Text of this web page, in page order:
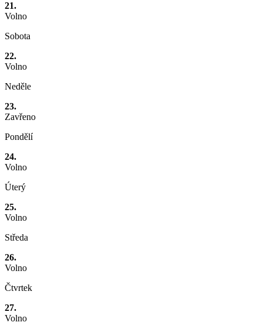
21.
Volno
Sobota
22.
Volno
Neděle
23.
Zavřeno
Pondělí
24.
Volno
Úterý
25.
Volno
Středa
26.
Volno
Čtvrtek
27.
Volno